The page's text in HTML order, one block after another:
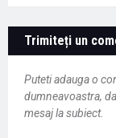
Trimiteți un
Puteti adauga o
dumneavoastra,
mesaj la subiect.